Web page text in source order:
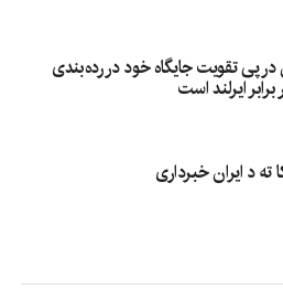
در پی تقویت جایگاه خود در رده‌بندی
ایرلند است
ته د ایران خبرداری